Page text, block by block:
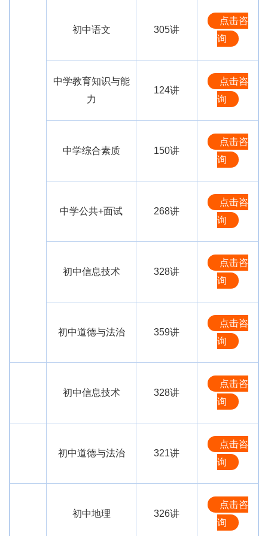
初中语文 305讲
点击咨
询
中学教育知识与能
力
124讲
点击咨
询
中学综合素质 150讲
点击咨
询
中学公共+面试 268讲
点击咨
询
初中信息技术 328讲
点击咨
询
初中道德与法治 359讲
点击咨
询
初中信息技术 328讲
点击咨
询
初中道德与法治 321讲
点击咨
询
初中地理 326讲
点击咨
询